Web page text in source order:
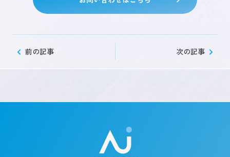
キャリア登録
前の記事 次の記事